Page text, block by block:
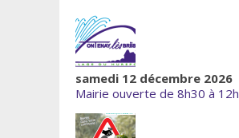
samedi 12 décembre 2026
Mairie ouverte de 8h30 à 12h